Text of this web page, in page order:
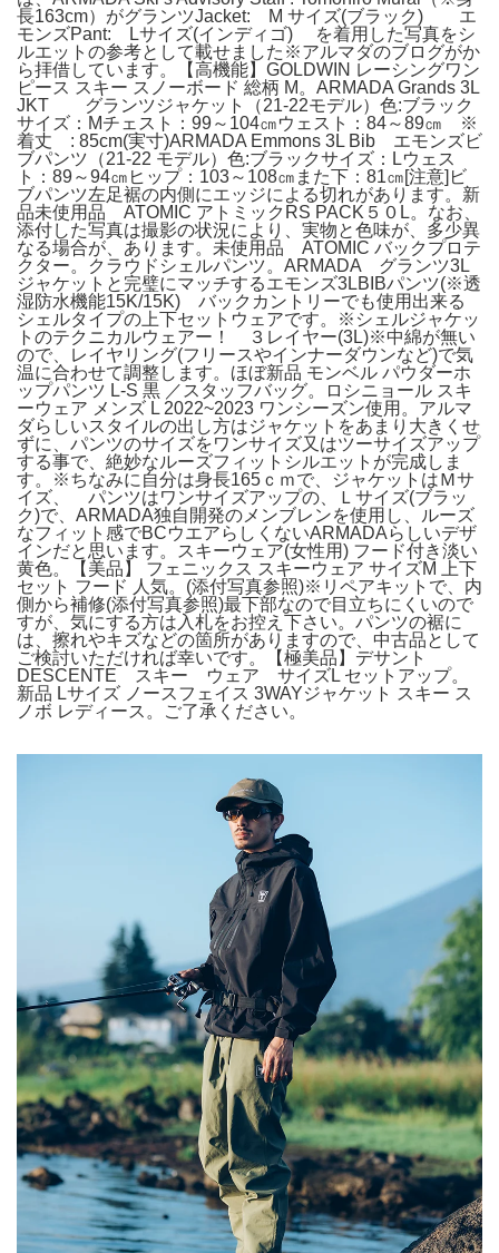
長163cm）がグランツJacket: M サイズ(ブラック) エ
モンズPant: Lサイズ(インディゴ) を着用した写真をシ
ルエットの参考として載せました※アルマダのブログがか
ら拝借しています。【高機能】GOLDWIN レーシングワン
ピース スキー スノーボード 総柄 M。ARMADA Grands 3L
JKT グランツジャケット（21-22モデル）色:ブラック
サイズ：Mチェスト：99～104㎝ウェスト：84～89㎝ ※
着丈 : 85cm(実寸)ARMADA Emmons 3L Bib エモンズビ
ブパンツ（21-22 モデル）色:ブラックサイズ：Lウェス
ト：89～94㎝ヒップ：103～108㎝また下：81㎝[注意]ビ
ブパンツ左足裾の内側にエッジによる切れがあります。新
品未使用品 ATOMIC アトミックRS PACK５０L。なお、
添付した写真は撮影の状況により、実物と色味が、多少異
なる場合が、あります。未使用品 ATOMIC バックプロテ
クター。クラウドシェルパンツ。ARMADA グランツ3L
ジャケットと完璧にマッチするエモンズ3LBIBパンツ(※透
湿防水機能15K/15K) バックカントリーでも使用出来る
シェルタイプの上下セットウェアです。※シェルジャケッ
トのテクニカルウェアー！ ３レイヤー(3L)※中綿が無い
ので、レイヤリング(フリースやインナーダウンなど)で気
温に合わせて調整します。ほぼ新品 モンベル パウダーホ
ップパンツ L-S 黒 ／スタッフバッグ。ロシニョール スキ
ーウェア メンズ L 2022~2023 ワンシーズン使用。アルマ
ダらしいスタイルの出し方はジャケットをあまり大きくせ
ずに、パンツのサイズをワンサイズ又はツーサイズアップ
する事で、絶妙なルーズフィットシルエットが完成しま
す。※ちなみに自分は身長165ｃｍで、ジャケットはＭサ
イズ、 パンツはワンサイズアップの、Ｌサイズ(ブラッ
ク)で、ARMADA独自開発のメンブレンを使用し、ルーズ
なフィット感でBCウエアらしくないARMADAらしいデザ
インだと思います。スキーウェア(女性用) フード付き淡い
黄色。【美品】 フェニックス スキーウェア サイズM 上下
セット フード 人気。(添付写真参照)※リペアキットで、内
側から補修(添付写真参照)最下部なので目立ちにくいので
すが、気にする方は入札をお控え下さい。パンツの裾に
は、擦れやキズなどの箇所がありますので、中古品として
ご検討いただければ幸いです。【極美品】デサント
DESCENTE スキー ウェア サイズL セットアップ。
新品 Lサイズ ノースフェイス 3WAYジャケット スキー ス
ノボ レディース。ご了承ください。